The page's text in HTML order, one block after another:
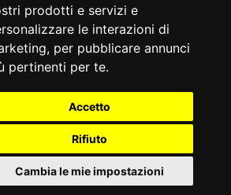
prodotti e servizi e
le interazioni di
, per pubblicare annunci
pertinenti per te.
Accetto
Rifiuto
Cambia le mie impostazioni
S.r.l.- P.IVA 09155050728 |Cookie Policy